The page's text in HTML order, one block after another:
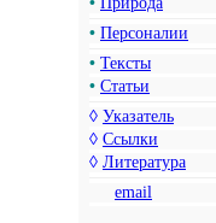
• Персоналии
• Тексты
• Статьи
◊ Указатель
◊ Ссылки
◊ Литература
email